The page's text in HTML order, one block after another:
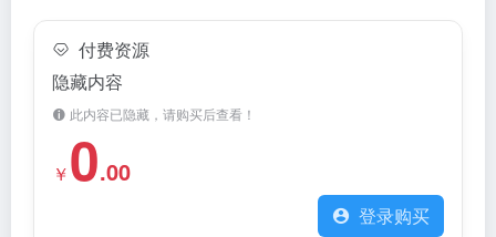
付费资源
隐藏内容
此内容已隐藏，请购买后查看！
￥0.00
登录购买